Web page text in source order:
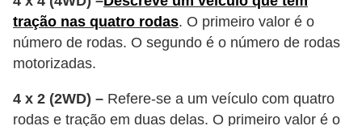
tração nas quatro rodas. O primeiro valor é o
número de rodas. O segundo é o número de rodas
motorizadas.
4 x 2 (2WD) – Refere-se a um veículo com quatro
rodas e tração em duas delas. O primeiro valor é o
o
d
e
c